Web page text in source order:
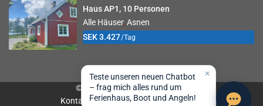
Haus AP1, 10 Personen
Alle Häuser, Asnen
SEK 3.427/Tag
© 2026 Småland Sportfiske AB
Kontakt
Buchungsbedingungen Impressum
Teste unseren neuen Chatbot
– frag mich alles rund um
Ferienhaus, Boot und Angeln!
×